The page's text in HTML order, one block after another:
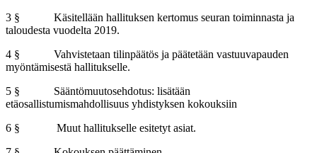
3 § Käsitellään hallituksen kertomus seuran toiminnasta ja
taloudesta vuodelta 2019.
4 § Vahvistetaan tilinpäätös ja päätetään vastuuvapauden
myöntämisestä hallitukselle.
5 § Sääntömuutosehdotus: lisätään
etäosallistumismahdollisuus yhdistyksen kokouksiin
6 § Muut hallitukselle esitetyt asiat.